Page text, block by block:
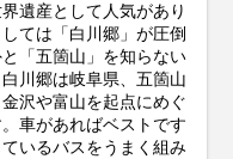
遺産として人気があり
ては「白川郷」が圧倒
「五箇山」を知らない
川郷は岐阜県、五箇山
沢や富山を起点にめぐ
車があればベストです
いるバスをうまく組み